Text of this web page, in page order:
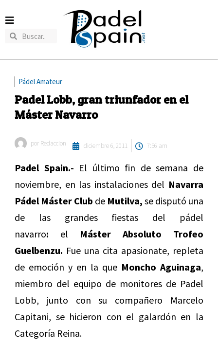
Pádel Amateur
Padel Lobb, gran triunfador en el
Máster Navarro
por Redaccion diciembre 6, 2011 7:56 am
Padel Spain.- El último fin de semana de
noviembre, en las instalaciones del Navarra
Pádel Máster Club de Mutilva, se disputó una
de las grandes fiestas del pádel
navarro: el Máster Absoluto Trofeo
Guelbenzu. Fue una cita apasionate, repleta
de emoción y en la que Moncho Aguinaga,
miembro del equipo de monitores de Padel
Lobb, junto con su compañero Marcelo
Capitani, se hicieron con el galardón en la
Categoría Reina.